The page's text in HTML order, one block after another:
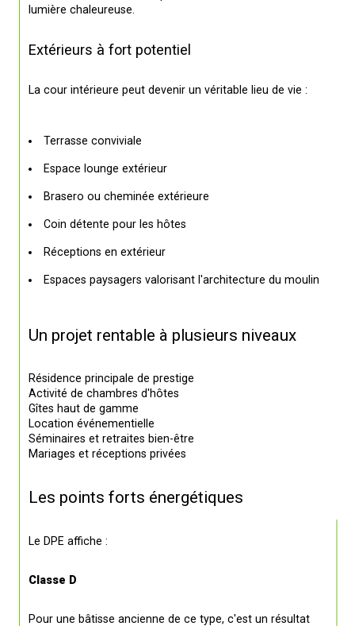
lumière chaleureuse.
Extérieurs à fort potentiel
La cour intérieure peut devenir un véritable lieu de vie :
Terrasse conviviale
Espace lounge extérieur
Brasero ou cheminée extérieure
Coin détente pour les hôtes
Réceptions en extérieur
Espaces paysagers valorisant l'architecture du moulin
Un projet rentable à plusieurs niveaux
Résidence principale de prestige
Activité de chambres d'hôtes
Gîtes haut de gamme
Location événementielle
Séminaires et retraites bien-être
Mariages et réceptions privées
Les points forts énergétiques
Le DPE affiche :
Classe D
Pour une bâtisse ancienne de ce type, c'est un résultat